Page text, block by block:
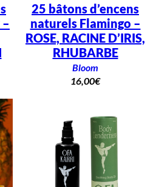
25 bâtons d’encens
naturels Flamingo –
ROSE, RACINE D’IRIS,
RHUBARBE
Bloom
16,00€